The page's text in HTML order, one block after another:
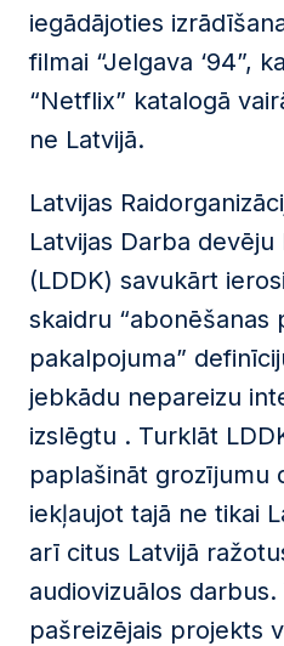
iegādājoties
filmai “Jelgava ‘94”,
“Netflix” katalogā
ne Latvijā.
Latvijas
Latvijas Darba devēju
(LDDK) savukārt
skaidru “abonēšanas
pakalpojuma”
jebkādu nepareizu
izslēgtu . Turklāt
paplašināt grozījumu
iekļaujot tajā ne tikai
arī citus Latvijā
audiovizuālos
pašreizējais projekts